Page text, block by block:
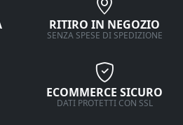
RITIRO IN NEGOZIO
SENZA SPESE DI SPEDIZIONE
ECOMMERCE SICURO
DATI PROTETTI CON SSL